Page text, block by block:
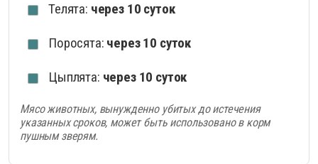
Телята: через 10 суток
Поросята: через 10 суток
Цыплята: через 10 суток
Мясо животных, вынужденно убитых до истечения
указанных сроков, может быть использовано в корм
пушным зверям.